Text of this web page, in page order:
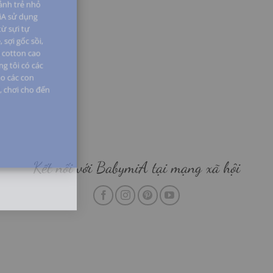
và bán
trẻ nhỏ
sử dụng
sựi tự
gốc sồi,
cotton cao
tôi có các
các con
cho đến
Kết nối với BabymiA tại mạng xã hội